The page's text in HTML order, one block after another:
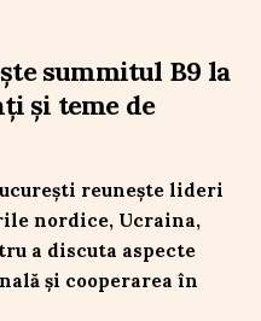
summitul B9 la
și teme de
reunește lideri
nordice, Ucraina,
a discuta aspecte
și cooperarea în